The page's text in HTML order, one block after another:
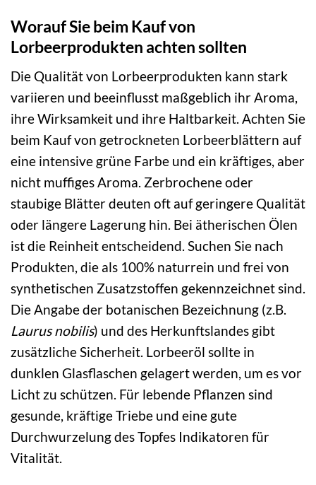
Worauf Sie beim Kauf von
Lorbeerprodukten achten sollten
Die Qualität von Lorbeerprodukten kann stark
variieren und beeinflusst maßgeblich ihr Aroma,
ihre Wirksamkeit und ihre Haltbarkeit. Achten Sie
beim Kauf von getrockneten Lorbeerblättern auf
eine intensive grüne Farbe und ein kräftiges, aber
nicht muffiges Aroma. Zerbrochene oder
staubige Blätter deuten oft auf geringere Qualität
oder längere Lagerung hin. Bei ätherischen Ölen
ist die Reinheit entscheidend. Suchen Sie nach
Produkten, die als 100% naturrein und frei von
synthetischen Zusatzstoffen gekennzeichnet sind.
Die Angabe der botanischen Bezeichnung (z.B.
Laurus nobilis) und des Herkunftslandes gibt
zusätzliche Sicherheit. Lorbeeröl sollte in
dunklen Glasflaschen gelagert werden, um es vor
Licht zu schützen. Für lebende Pflanzen sind
gesunde, kräftige Triebe und eine gute
Durchwurzelung des Topfes Indikatoren für
Vitalität.